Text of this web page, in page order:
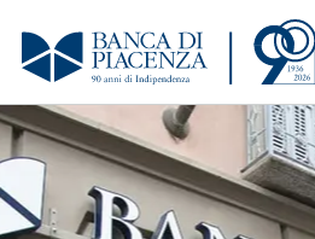
contenuto
principale